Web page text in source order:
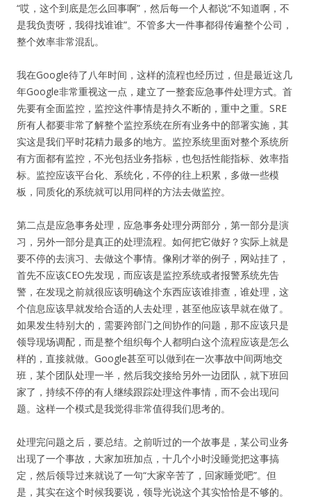
“哎，这个到底是怎么回事啊”，然后每一个人都说“不知道啊，不
是我负责呀，我得找谁谁”。不管多大一件事都得传遍整个公司，
整个效率非常混乱。
我在Google待了八年时间，这样的流程也经历过，但是最近这几
年Google非常重视这一点，建立了一整套应急事件处理方式。首
先要有全面监控，监控这件事情是持久不断的，重中之重。SRE
所有人都要非常了解整个监控系统在所有业务中的部署实施，其
实这是我们平时花精力最多的地方。监控系统里面对整个系统所
有方面都有监控，不光包括业务指标，也包括性能指标、效率指
标。监控应该平台化、系统化，不停的往上积累，多做一些模
板，同质化的系统就可以用同样的方法去做监控。
第二点是应急事务处理，应急事务处理分两部分，第一部分是演
习，另外一部分是真正的处理流程。如何把它做好？实际上就是
要不停的去演习、去做这个事情。像刚才举的例子，网站挂了，
首先不应该CEO先发现，而应该是监控系统或者报警系统先告
警，在发现之前就很应该明确这个东西应该谁排查，谁处理，这
个信息应该早就发给合适的人去处理，甚至他应该早就在做了。
如果发生特别大的，需要跨部门之间协作的问题，那不应该只是
领导现场调配，而是整个组织每个人都明白这个流程应该是怎么
样的，直接就做。Google甚至可以做到在一次事故中间两地交
班，某个团队处理一半，然后我交接给另外一边团队，就下班回
家了，持续不停的有人继续跟踪处理这件事情，而不会出现问
题。这样一个模式是我觉得非常值得我们思考的。
处理完问题之后，要总结。之前听过的一个故事是，某公司业务
出现了一个事故，大家加班加点，十几个小时没睡觉把这事搞
定，然后领导过来就说了一句“大家辛苦了，回家睡觉吧”。但
是，其实在这个时候我要说，领导光说这个其实恰恰是不够的。